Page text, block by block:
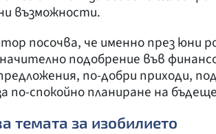
възможности.
посочва, че именно през юни
подобрение във
по-добри приходи,
по-спокойно планиране на
темата за изобилието